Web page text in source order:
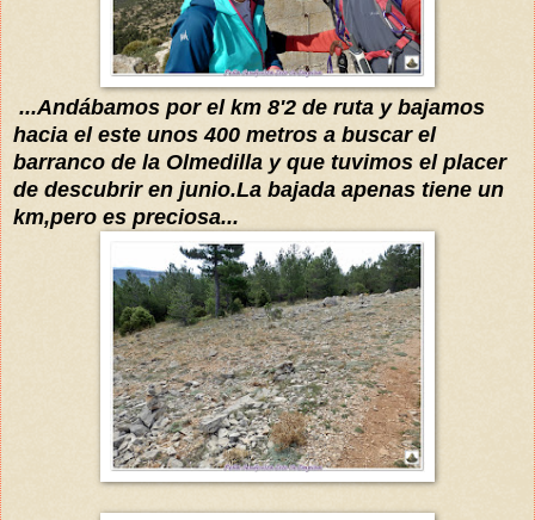
...Andábamos por el km 8'2 de ruta y bajamos
hacia el este unos 400 metros a buscarel
barranco de la Olmedilla y que tuvimos el placer
de descubrir en junio.La bajada apenas tiene un
km,pero es preciosa...